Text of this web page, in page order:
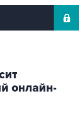
онлайн-